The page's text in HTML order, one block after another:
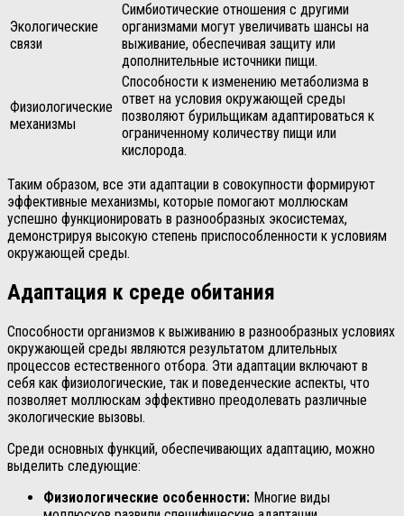
Экологические
связи
Симбиотические отношения с другими
организмами могут увеличивать шансы на
выживание, обеспечивая защиту или
дополнительные источники пищи.
Физиологические
механизмы
Способности к изменению метаболизма в
ответ на условия окружающей среды
позволяют бурильщикам адаптироваться к
ограниченному количеству пищи или
кислорода.
Таким образом, все эти адаптации в совокупности формируют
эффективные механизмы, которые помогают моллюскам
успешно функционировать в разнообразных экосистемах,
демонстрируя высокую степень приспособленности к условиям
окружающей среды.
Адаптация к среде обитания
Способности организмов к выживанию в разнообразных условиях
окружающей среды являются результатом длительных
процессов естественного отбора. Эти адаптации включают в
себя как физиологические, так и поведенческие аспекты, что
позволяет моллюскам эффективно преодолевать различные
экологические вызовы.
Среди основных функций, обеспечивающих адаптацию, можно
выделить следующие:
Физиологические особенности: Многие виды